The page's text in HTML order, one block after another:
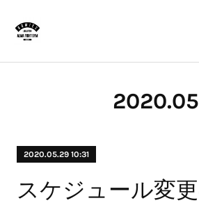
2020.05
2020.05.29 10:31